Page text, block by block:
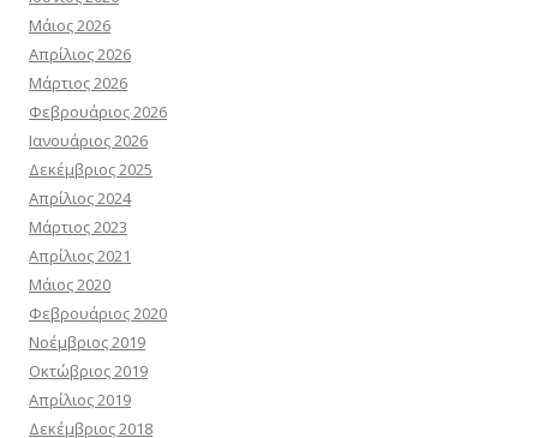
Μάιος 2026
Απρίλιος 2026
Μάρτιος 2026
Φεβρουάριος 2026
Ιανουάριος 2026
Δεκέμβριος 2025
Απρίλιος 2024
Μάρτιος 2023
Απρίλιος 2021
Μάιος 2020
Φεβρουάριος 2020
Νοέμβριος 2019
Οκτώβριος 2019
Απρίλιος 2019
Δεκέμβριος 2018